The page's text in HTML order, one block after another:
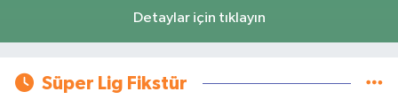
Detaylar için tıklayın
Süper Lig Fikstür